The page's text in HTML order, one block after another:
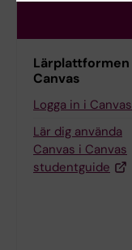
Lärplattformen
Canvas
Logga in i Canvas
Lär dig använda
Canvas i Canvas
studentguide